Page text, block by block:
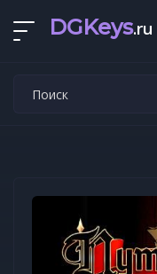
DGKeys.ru